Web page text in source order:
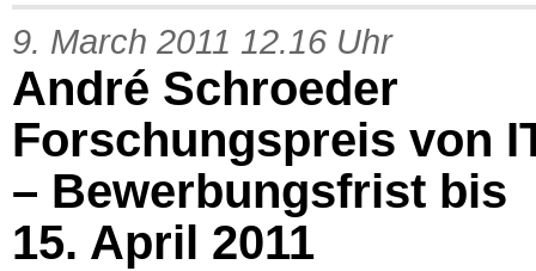
9. March 2011 12.16 Uhr
André Schroeder
Forschungspreis von
– Bewerbungsfrist bis
15. April 2011